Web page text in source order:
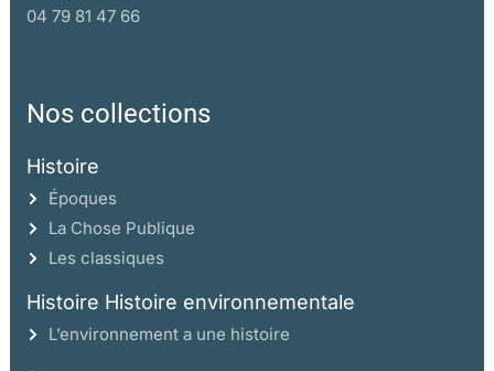
04 79 81 47 66
Nos collections
Histoire
Époques
La Chose Publique
Les classiques
Histoire Histoire environnementale
L’environnement a une histoire